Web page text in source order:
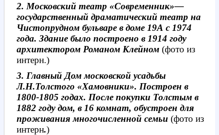
2. Московский театр «Современник»—
государственный драматический театр на
Чистопрудном бульваре в доме 19А с 1974
года. Здание было построено в 1914 году
архитектором Романом Клейном (фото из
интерн.)
3. Главный Дом московской усадьбы
Л.Н.Толстого «Хамовники». Построен в
1800-1805 годах. После покупки Толстым в
1882 году дом, в 16 комнат, обустроен для
проживания многочисленной семьи (фото из
интерн.)